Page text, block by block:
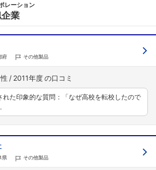
レーション
業
府 その他製品
2011年度
れた印象的な質問：「なぜ高校を転校したので
県 その他製品